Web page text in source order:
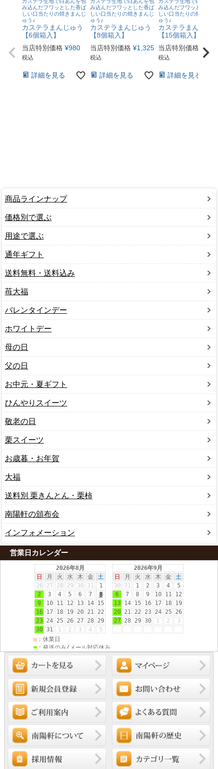
み込んだフワッとした香ば
しい口当たりの焼きまんじ
ゅう♪
カステラまんじゅう
【6個箱入】
当店特別価格 ¥980
税込
詳細を見る
み込んだフワッとした香ば
しい口当たりの焼きまんじ
ゅう♪
カステラまんじゅう
【8個箱入】
当店特別価格 ¥1,325
税込
詳細を見る
み込んだフワッとした香
しい口当たりの焼きまん
ゅう♪
カステラまんじゅ
【15個箱入】
当店特別価格
¥
税込
詳細を見る
商品ラインナップ
価格別で選ぶ
用途で選ぶ
通年ギフト
送料無料・送料込み
苺大福
バレンタインデー
ホワイトデー
母の日
父の日
お中元・夏ギフト
ひんやりスイーツ
敬老の日
栗スイーツ
お歳暮・お年賀
大福
送料別 栗きんとん・栗柿
南陽軒の頒布会
インフォメーション
営業日カレンダー